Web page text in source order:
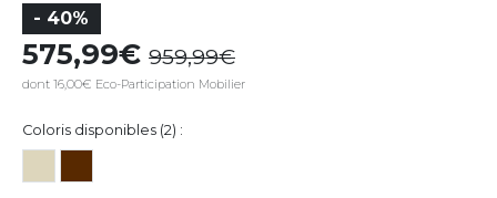
- 40%
575,99 959,99
dont 16,00€ Eco-Participation Mobilier
Coloris disponibles (2) :